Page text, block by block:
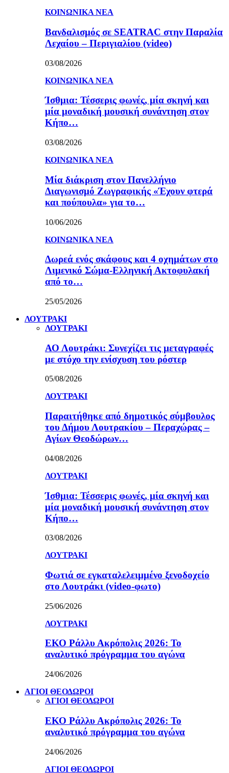
ΚΟΙΝΩΝΙΚΑ ΝΕΑ
Βανδαλισμός σε SEATRAC στην Παραλία
Λεχαίου – Περιγιαλίου (video)
03/08/2026
ΚΟΙΝΩΝΙΚΑ ΝΕΑ
Ίσθμια: Τέσσερις φωνές, μία σκηνή και
μία μοναδική μουσική συνάντηση στον
Κήπο…
03/08/2026
ΚΟΙΝΩΝΙΚΑ ΝΕΑ
Μία διάκριση στον Πανελλήνιο
Διαγωνισμό Ζωγραφικής «Έχουν φτερά
και πούπουλα» για το…
10/06/2026
ΚΟΙΝΩΝΙΚΑ ΝΕΑ
Δωρεά ενός σκάφους και 4 οχημάτων στο
Λιμενικό Σώμα-Ελληνική Ακτοφυλακή
από το…
25/05/2026
ΛΟΥΤΡΑΚΙ
ΛΟΥΤΡΑΚΙ
ΑΟ Λουτράκι: Συνεχίζει τις μεταγραφές
με στόχο την ενίσχυση του ρόστερ
05/08/2026
ΛΟΥΤΡΑΚΙ
Παραιτήθηκε από δημοτικός σύμβουλος
του Δήμου Λουτρακίου – Περαχώρας –
Αγίων Θεοδώρων…
04/08/2026
ΛΟΥΤΡΑΚΙ
Ίσθμια: Τέσσερις φωνές, μία σκηνή και
μία μοναδική μουσική συνάντηση στον
Κήπο…
03/08/2026
ΛΟΥΤΡΑΚΙ
Φωτιά σε εγκαταλελειμμένο ξενοδοχείο
στο Λουτράκι (video-φωτο)
25/06/2026
ΛΟΥΤΡΑΚΙ
ΕΚΟ Ράλλυ Ακρόπολις 2026: Το
αναλυτικό πρόγραμμα του αγώνα
24/06/2026
ΑΓΙΟΙ ΘΕΟΔΩΡΟΙ
ΑΓΙΟΙ ΘΕΟΔΩΡΟΙ
ΕΚΟ Ράλλυ Ακρόπολις 2026: Το
αναλυτικό πρόγραμμα του αγώνα
24/06/2026
ΑΓΙΟΙ ΘΕΟΔΩΡΟΙ